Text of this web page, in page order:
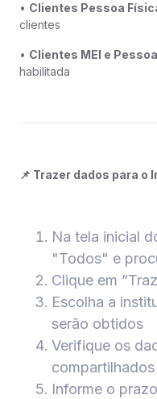
• Clientes Pessoa
clientes
• Clientes MEI e
habilitada
📌 Trazer dados para o
Na tela inicial
"Todos" e
Clique em
Escolha a
serão obtidos
Verifique os
Informe o